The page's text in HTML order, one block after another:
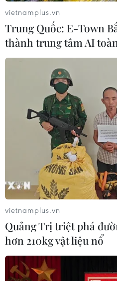
vietnamplus.vn
Trung Quốc: E-Town
thành trung tâm AI
vietnamplus.vn
Quảng Trị triệt phá
hơn 210kg vật liệu nổ